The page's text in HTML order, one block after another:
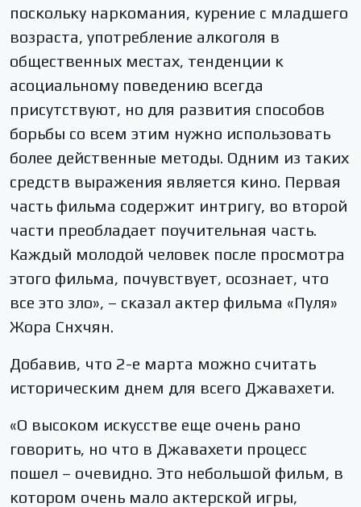
поскольку наркомания, курение с младшего
возраста, употребление алкоголя в
общественных местах, тенденции к
асоциальному поведению всегда
присутствуют, но для развития способов
борьбы со всем этим нужно использовать
более действенные методы. Одним из таких
средств выражения является кино. Первая
часть фильма содержит интригу, во второй
части преобладает поучительная часть.
Каждый молодой человек после просмотра
этого фильма, почувствует, осознает, что
все это зло», – сказал актер фильма «Пуля»
Жора Снхчян.
Добавив, что 2-е марта можно считать
историческим днем для всего Джавахети.
«О высоком искусстве еще очень рано
говорить, но что в Джавахети процесс
пошел – очевидно. Это небольшой фильм, в
котором очень мало актерской игры,